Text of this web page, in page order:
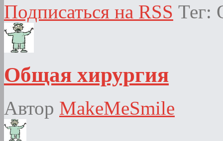
Подписаться на RSS Тег:
Общая хирургия
Автор MakeMeSmile